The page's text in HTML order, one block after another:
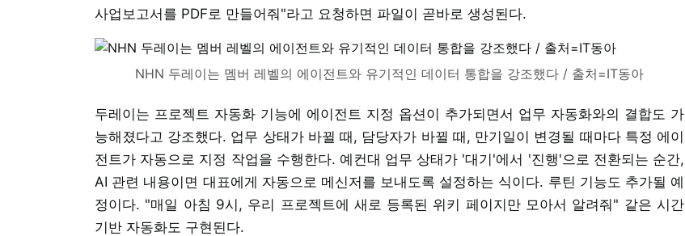
사업보고서를 PDF로 만들어줘"라고 요청하면 파일이 곧바로 생성된다.
NHN 두레이는 멤버 레벨의 에이전트와 유기적인 데이터 통합을 강조했다 / 출처=IT동아
두레이는 프로젝트 자동화 기능에 에이전트 지정 옵션이 추가되면서 업무 자동화와의 결합도 가
능해졌다고 강조했다. 업무 상태가 바뀔 때, 담당자가 바뀔 때, 만기일이 변경될 때마다 특정 에이
전트가 자동으로 지정 작업을 수행한다. 예컨대 업무 상태가 '대기'에서 '진행'으로 전환되는 순간,
AI 관련 내용이면 대표에게 자동으로 메신저를 보내도록 설정하는 식이다. 루틴 기능도 추가될 예
정이다. "매일 아침 9시, 우리 프로젝트에 새로 등록된 위키 페이지만 모아서 알려줘" 같은 시간
기반 자동화도 구현된다.